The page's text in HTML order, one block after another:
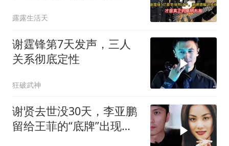
露露生活天
谢霆锋第7天发声，三人
关系彻底定性
狂破武神
谢贤去世没30天，李亚鹏
留给王菲的“底牌”出现，